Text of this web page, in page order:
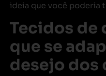
ideia que você poderia
Tecidos de
que se
desejo dos